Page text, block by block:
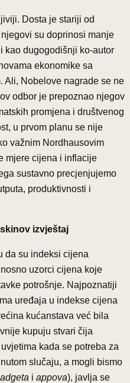
Dosta je stariji od
su doprinosi manje
kao dugogodišnji ko-autor
ekonomike sa
Ali, Nobelove nagrade se ne
odbor je prepoznao njegov
promjena i društvenog
u prvom planu se nije
važnim Nordhausovim
mjere cijena i inflacije
sustavno precjenjujemo
produktivnosti i
izvještaj
da su indeksi cijena
uzorci cijena koje
potrošnje. Najpoznatiji
uređaja u indekse cijena
kućanstava već bila
kupuju stvari čija
kada se potreba za
slučaju, a mogli bismo
i appova), javlja se